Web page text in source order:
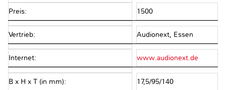
Preis: 1500
Vertrieb: Audionext, Essen
Internet: www.audionext.de
B x H x T (in mm): 17,5/95/140